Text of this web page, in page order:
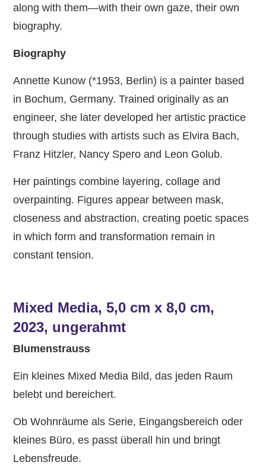
along with them—with their own gaze, their own
biography.
Biography
Annette Kunow (*1953, Berlin) is a painter based
in Bochum, Germany. Trained originally as an
engineer, she later developed her artistic practice
through studies with artists such as Elvira Bach,
Franz Hitzler, Nancy Spero and Leon Golub.
Her paintings combine layering, collage and
overpainting. Figures appear between mask,
closeness and abstraction, creating poetic spaces
in which form and transformation remain in
constant tension.
Mixed Media, 5,0 cm x 8,0 cm,
2023, ungerahmt
Blumenstrauss
Ein kleines Mixed Media Bild, das jeden Raum
belebt und bereichert.
Ob Wohnräume als Serie, Eingangsbereich oder
kleines Büro, es passt überall hin und bringt
Lebensfreude.